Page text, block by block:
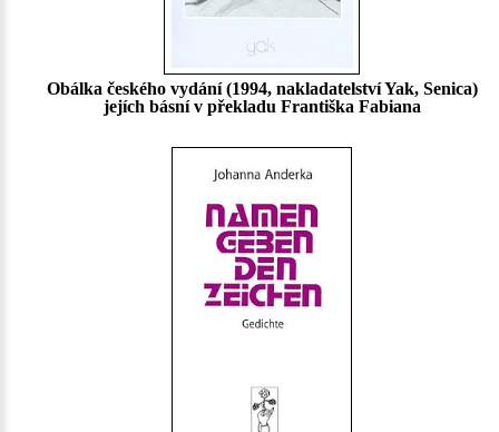
Obálka českého vydání (1994, nakladatelství Yak, Senica)
jejích básní v překladu Františka Fabiana